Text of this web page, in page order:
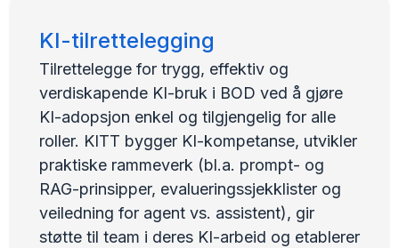
KI-tilrettelegging
Tilrettelegge for trygg, effektiv og
verdiskapende KI-bruk i BOD ved å gjøre
KI-adopsjon enkel og tilgjengelig for alle
roller. KITT bygger KI-kompetanse, utvikler
praktiske rammeverk (bl.a. prompt- og
RAG-prinsipper, evalueringssjekklister og
veiledning for agent vs. assistent), gir
støtte til team i deres KI-arbeid og etablerer